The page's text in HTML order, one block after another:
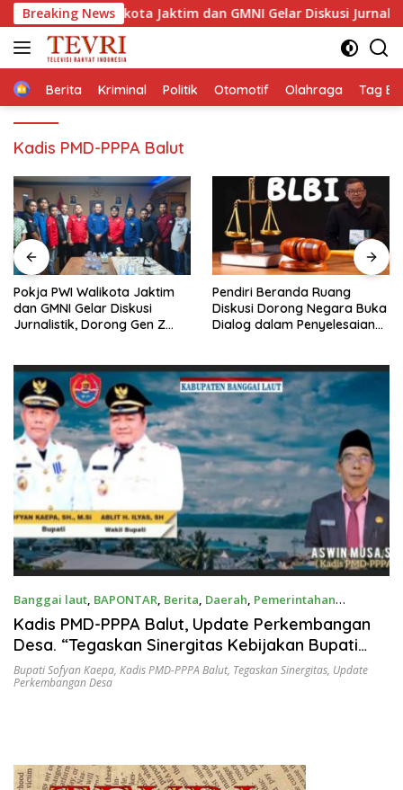
Langsung
ke
konten
Breaking News
PWI Walikota Jaktim dan GMNI Gelar Diskusi Jurnalistik,
HomeBerita Kriminal Politik Otomotif Olahraga Tag
Kadis PMD-PPPA Balut
Pendiri Beranda Ruang
Diskusi Dorong Negara Buka
Dialog dalam Penyelesaian
Membaca Pancasilanomics
melalui warisan Sumitro dan
urgensi UU Perekonomian
Banggai laut, BAPONTAR, Berita, Daerah, Pemerintahan
September 1, 2025
Kadis PMD-PPPA Balut, Update Perkembangan
Desa. “Tegaskan Sinergitas Kebijakan Bupati
Sofyan Kaepa”
Bupati Sofyan Kaepa, Kadis PMD-PPPA Balut, Tegaskan Sinergitas, Update
Perkembangan Desa